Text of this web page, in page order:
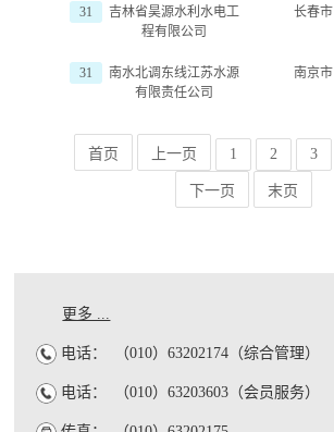
31
吉林省昊源水利水电工
程有限公司
长春市
31
南水北调东线江苏水源
有限责任公司
南京市
首页 上一页 1 2 3
下一页 末页
更多 ...
电话： （010）63202174（综合管理）
电话： （010）63203603（会员服务）